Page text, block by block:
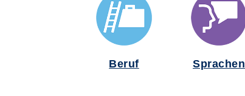
Beruf Sprachen